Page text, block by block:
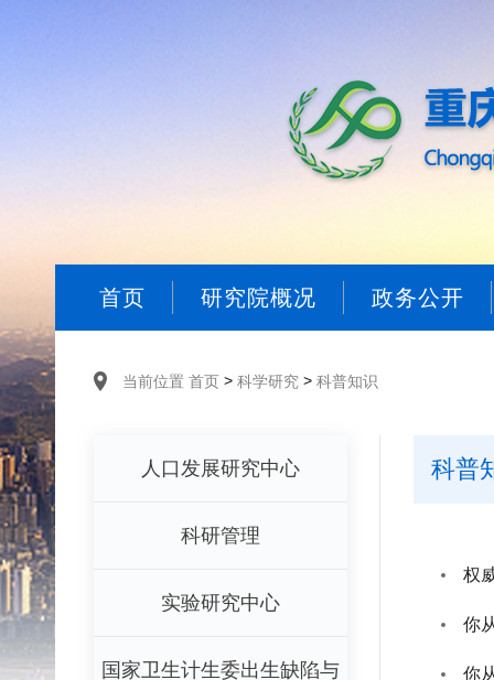
首页 研究院概况 政务公开
当前位置 首页 > 科学研究 > 科普知识
人口发展研究中心
科研管理
实验研究中心
国家卫生计生委出生缺陷与
科普
权
你
你